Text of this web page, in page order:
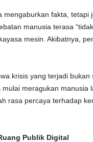
mengaburkan fakta,
manusia terasa
mesin. Akibatnya,
krisis yang terjadi
meragukan
rasa percaya terhadap
Publik Digital